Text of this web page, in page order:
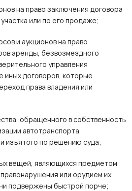
на право заключения договора
или по его продаже;
и аукционов на право
аренды, безвозмездного
управления
иных договоров, которые
права владения или
обращенного в собственность
автотранспорта,
изъятого по решению суда;
вещей, являющихся предметом
или орудием их
подвержены быстрой порче;